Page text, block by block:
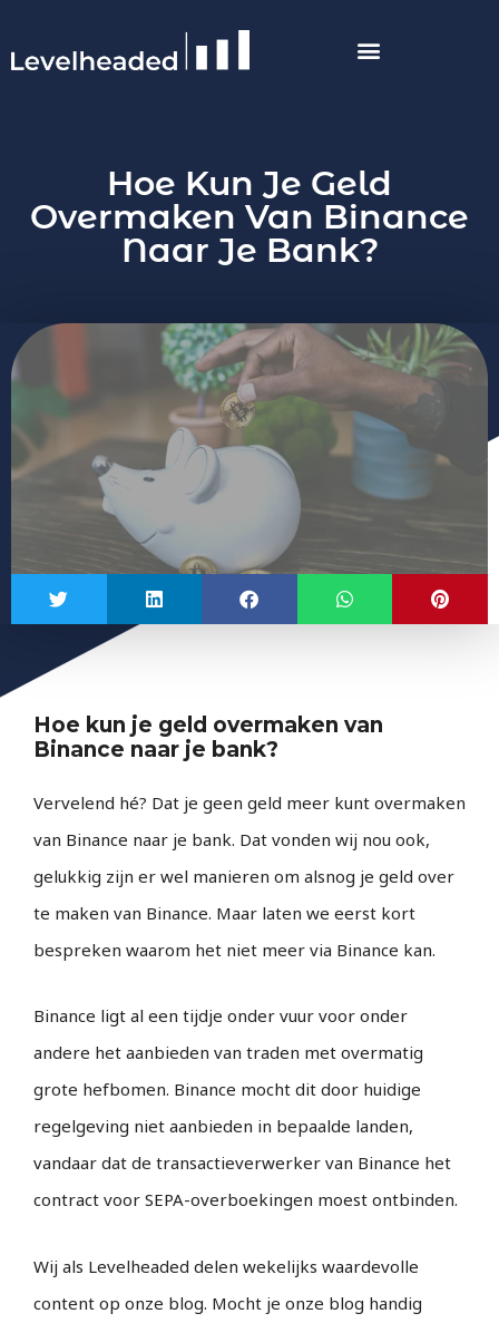
Hoe Kun Je Geld
Overmaken Van Binance
Naar Je Bank?
Hoe kun je geld overmaken van
Binance naar je bank?
Vervelend hé? Dat je geen geld meer kunt overmaken
van Binance naar je bank. Dat vonden wij nou ook,
gelukkig zijn er wel manieren om alsnog je geld over
te maken van Binance. Maar laten we eerst kort
bespreken waarom het niet meer via Binance kan.
Binance ligt al een tijdje onder vuur voor onder
andere het aanbieden van traden met overmatig
grote hefbomen. Binance mocht dit door huidige
regelgeving niet aanbieden in bepaalde landen,
vandaar dat de transactieverwerker van Binance het
contract voor SEPA-overboekingen moest ontbinden.
Wij als Levelheaded delen wekelijks waardevolle
content op onze blog. Mocht je onze blog handig